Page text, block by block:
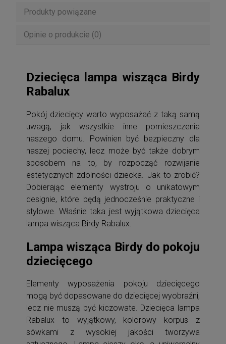
Produkty powiązane
Opinie o produkcie (0)
Dziecięca lampa wisząca Birdy
Rabalux
Pokój dziecięcy warto wyposażać z taką samą
uwagą, jak wszystkie inne pomieszczenia
naszego domu. Powinien być bezpieczny dla
naszej pociechy, lecz może być także dobrym
sposobem na to, by rozpocząć rozwijanie
estetycznych zdolności dziecka. Jak to zrobić?
Dobierając elementy wystroju o unikatowym
designie, które będą jednocześnie praktyczne i
stylowe. Właśnie taka jest wyjątkowa dziecięca
lampa wisząca Birdy Rabalux.
Lampa wisząca Birdy do pokoju
dziecięcego
Elementy wyposażenia pokoju dziecięcego
mogą być dopasowane do dziecięcej wyobraźni,
lecz nie muszą być kiczowate. Dziecięca lampa
Rabalux to wyjątkowy, kolorowy korpus z
sówkami z wysokiej jakości tworzywa